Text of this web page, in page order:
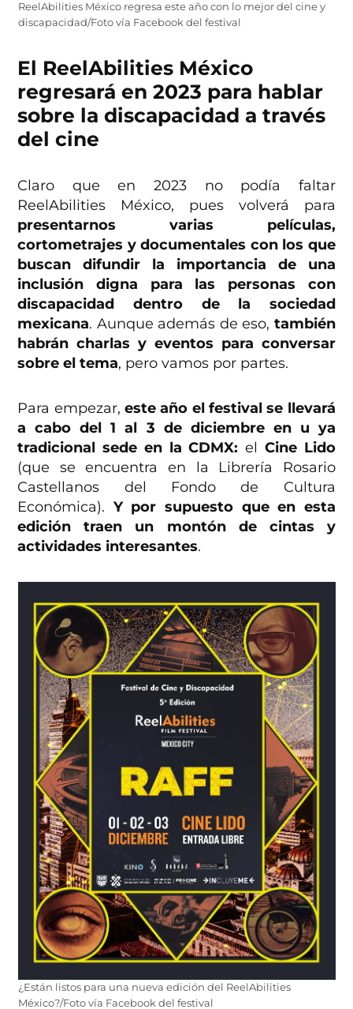
ReelAbilities México regresa este año con lo mejor del cine y
discapacidad/Foto vía Facebook del festival
El ReelAbilities México
regresará en 2023 para hablar
sobre la discapacidad a través
del cine
Claro que en 2023 no podía faltar
ReelAbilities México, pues volverá para
presentarnos varias películas,
cortometrajes y documentales con los que
buscan difundir la importancia de una
inclusión digna para las personas con
discapacidad dentro de la sociedad
mexicana. Aunque además de eso, también
habrán charlas y eventos para conversar
sobre el tema, pero vamos por partes.
Para empezar,este año el festival se llevará
a cabo del 1 al 3 de diciembre en u ya
tradicional sede en la CDMX: el Cine Lido
(que se encuentra en la Librería Rosario
Castellanos del Fondo de Cultura
Económica). Y por supuesto que en esta
edición traen un montón de cintas y
actividades interesantes.
¿Están listos para una nueva edición del ReelAbilities
México?/Foto vía Facebook del festival